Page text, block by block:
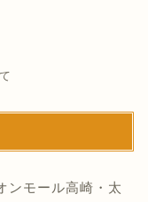
ンモール高崎・太